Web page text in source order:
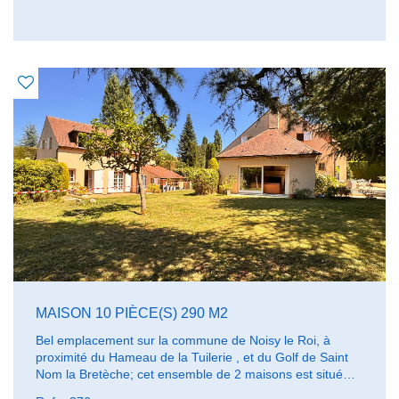
MAISON 10 PIÈCE(S) 290 M2
Bel emplacement sur la commune de Noisy le Roi, à
proximité du Hameau de la Tuilerie , et du Golf de Saint
Nom la Bretèche; cet ensemble de 2 maisons est situé